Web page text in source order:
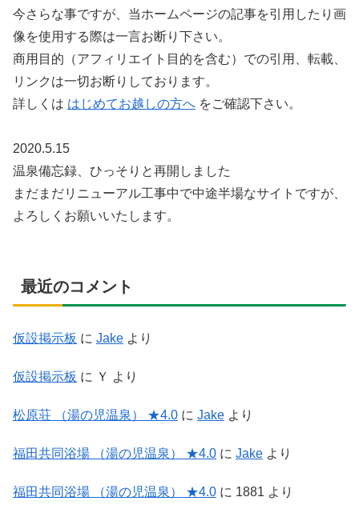
今さらな事ですが、当ホームページの記事を引用したり画
像を使用する際は一言お断り下さい。
商用目的（アフィリエイト目的を含む）での引用、転載、
リンクは一切お断りしております。
詳しくは はじめてお越しの方へ をご確認下さい。
2020.5.15
温泉備忘録、ひっそりと再開しました
まだまだリニューアル工事中で中途半場なサイトですが、
よろしくお願いいたします。
最近のコメント
仮設掲示板 に Jake より
仮設掲示板 に Ｙ より
松原荘 （湯の児温泉） ★4.0 に Jake より
福田共同浴場 （湯の児温泉） ★4.0 に Jake より
福田共同浴場 （湯の児温泉） ★4.0 に 1881 より